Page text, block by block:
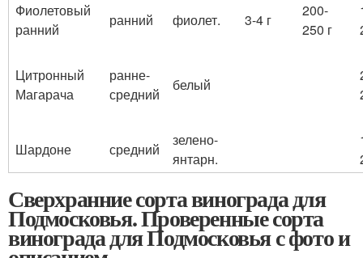
Фиолетовый
ранний
ранний фиолет. 3-4 г
200-
250 г
Цитронный
Магарача
ранне-
средний
белый
Шардоне средний
зелено-
янтарн.
Сверхранние сорта винограда для
Подмосковья. Проверенные сорта
винограда для Подмосковья с фото и